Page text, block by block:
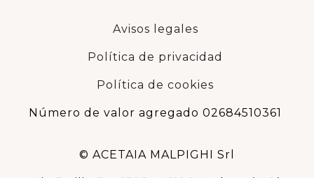
Avisos legales
Política de privacidad
Política de cookies
Número de valor agregado 02684510361
© ACETAIA MALPIGHI Srl